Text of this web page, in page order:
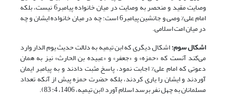
وصایت مقید و منحصر به وصایت در میان خانواده پیامبر6 نیست، بلکه
امام علی% وصی و جانشین پیامبر6 است؛ چه در میان خانواده ایشان و چه
در میان امت اسلامی.
اشکال سوم:اشکال دیگری که ابن تیمیه به دلالت حدیث یوم الدار وارد
می‌کند آنست که «حمزه» و «جعفر» و «عبیده بن الحارث» نیز به همان
دعوتی که امام علی% اجابت نمود، پاسخ مثبت دادند و به پیامبر ایمان
آوردند و ایشان را یاری کردند، بلکه حضرت حمزه پیش از آنکه تعداد
مسلمانان به چهل نفر برسد اسلام آورد (ابن تیمیه، 1406، 4: 83).